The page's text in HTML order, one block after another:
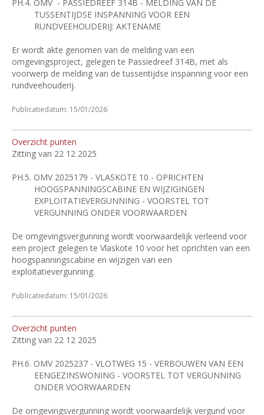
PH.4. OMV - PASSIEDREEF 314B - MELDING VAN DE
TUSSENTIJDSE INSPANNING VOOR EEN
RUNDVEEHOUDERIJ: AKTENAME
Er wordt akte genomen van de melding van een
omgevingsproject, gelegen te Passiedreef 314B, met als
voorwerp de melding van de tussentijdse inspanning voor een
rundveehouderij.
Publicatiedatum: 15/01/2026
Overzicht punten
Zitting van 22 12 2025
PH.5. OMV 2025179 - VLASKOTE 10 - OPRICHTEN
HOOGSPANNINGSCABINE EN WIJZIGINGEN
EXPLOITATIEVERGUNNING - VOORSTEL TOT
VERGUNNING ONDER VOORWAARDEN
De omgevingsvergunning wordt voorwaardelijk verleend voor
een project gelegen te Vlaskote 10 voor het oprichten van een
hoogspanningscabine en wijzigen van een
exploitatievergunning.
Publicatiedatum: 15/01/2026
Overzicht punten
Zitting van 22 12 2025
PH.6. OMV 2025237 - VLOTWEG 15 - VERBOUWEN VAN EEN
EENGEZINSWONING - VOORSTEL TOT VERGUNNING
ONDER VOORWAARDEN
De omgevingsvergunning wordt voorwaardelijk vergund voor